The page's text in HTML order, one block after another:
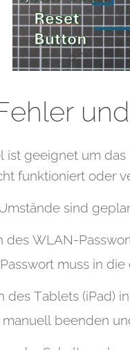
ist geeignet um
funktioniert oder
sind
des WLAN-
muss in
des Tablets (iPad)
beenden